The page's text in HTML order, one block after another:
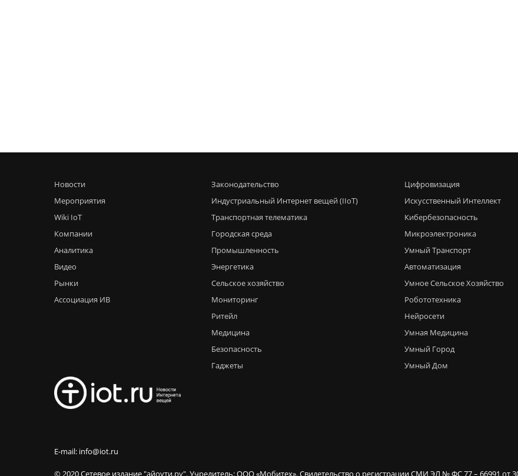
Новости
Мероприятия
Wiki IoT
Компании
Аналитика
Видео
Рынки
Ассоциация ИВ
Законодательство
Индустриальный Интернет вещей (IIoT)
Транспортная телематика
Городская среда
Промышленность
Энергетика
Сельское хозяйство
Мониторинг
Ритейл
Медицина
Безопасность
Гаджеты
Цифровизация
Искусственный Интеллект
Кибербезопасность
Микроэлектроника
Умный Транспорт
Автоматизация
Умное Сельское Хозяйство
Робототехника
Нейросети
Умная Медицина
Умный Город
Умный Дом
E-mail: info@iot.ru
© 2020 Сетевое издание "айоути.ру". Учредитель: ООО «Мобитех». Свидетельство о регистрации СМИ ЭЛ № ФС 77 – 66991 от